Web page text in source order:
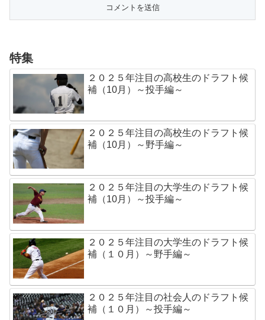
特集
２０２５年注目の高校生のドラフト候
補（10月）～投手編～
２０２５年注目の高校生のドラフト候
補（10月）～野手編～
２０２５年注目の大学生のドラフト候
補（10月）～投手編～
２０２５年注目の大学生のドラフト候
補（１０月）～野手編～
２０２５年注目の社会人のドラフト候
補（１０月）～投手編～